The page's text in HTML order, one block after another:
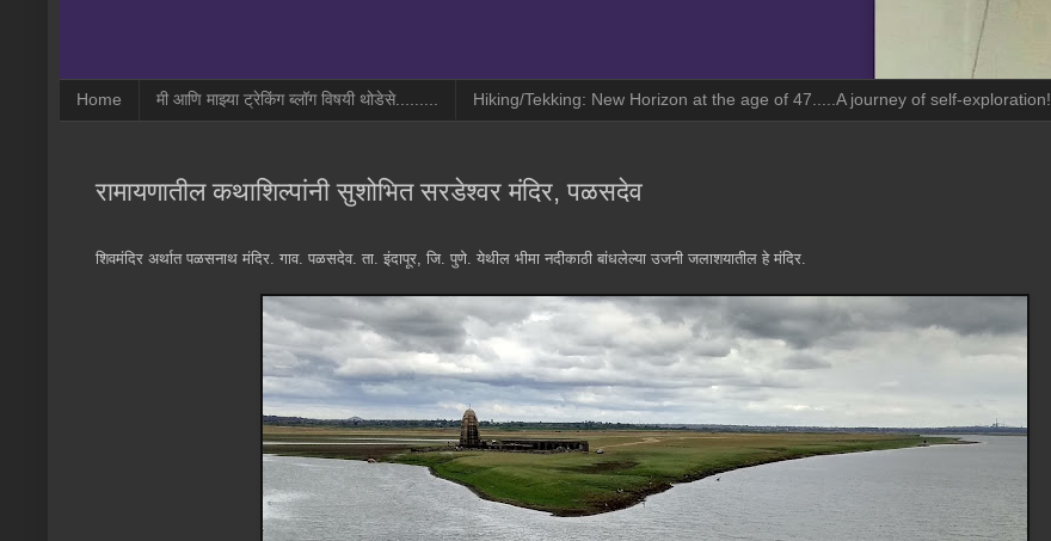
Home मी आणि माझ्या ट्रेकिंग ब्लॉग विषयी थोडेसे......... Hiking/Tekking: New Horizon at the age of 47.....A journey of self-exploration!
रामायणातील कथाशिल्पांनी सुशोभित सरडेश्वर मंदिर, पळसदेव
शिवमंदिर अर्थात पळसनाथ मंदिर. गाव. पळसदेव. ता. इंदापूर, जि. पुणे. येथील भीमा नदीकाठी बांधलेल्या उजनी जलाशयातील हे मंदिर.